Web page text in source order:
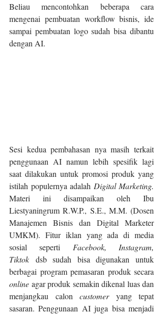
Beliau mencontohkan beberapa cara
mengenai pembuatan workflow bisnis, ide
sampai pembuatan logo sudah bisa dibantu
dengan AI.
Sesi kedua pembahasan nya masih terkait
penggunaan AI namun lebih spesifik lagi
saat dilakukan untuk promosi produk yang
istilah populernya adalah
Materi ini disampaikan oleh Ibu
Liestyaningrum R.W.P., S.E., M.M. (Dosen
Manajemen Bisnis dan Digital Marketer
UMKM). Fitur iklan yang ada di media
sosial seperti Facebook, Instagram,
Tiktok dsb sudah bisa digunakan untuk
online agar produk semakin dikenal luas dan
menjangkau calon customer yang tepat
sasaran. Penggunaan AI juga bisa menjadi